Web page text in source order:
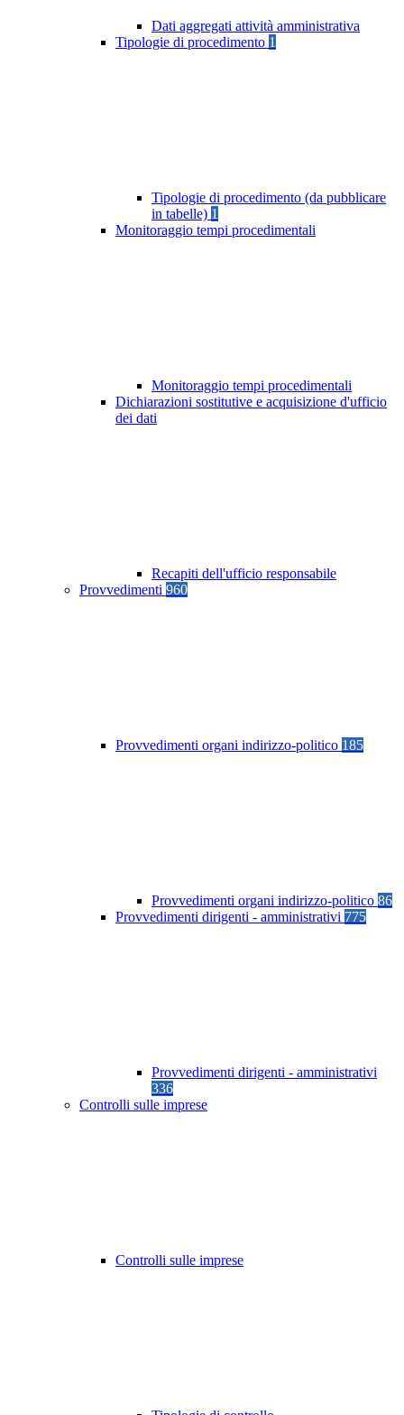
Dati aggregati attività amministrativa
Tipologie di procedimento 1
Tipologie di procedimento (da pubblicare
in tabelle) 1
Monitoraggio tempi procedimentali
Monitoraggio tempi procedimentali
Dichiarazioni sostitutive e acquisizione d'ufficio
dei dati
Recapiti dell'ufficio responsabile
Provvedimenti 960
Provvedimenti organi indirizzo-politico 185
Provvedimenti organi indirizzo-politico 86
Provvedimenti dirigenti - amministrativi 775
Provvedimenti dirigenti - amministrativi
336
Controlli sulle imprese
Controlli sulle imprese